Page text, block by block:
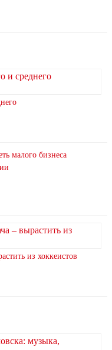
малого бизнеса
из хоккеистов